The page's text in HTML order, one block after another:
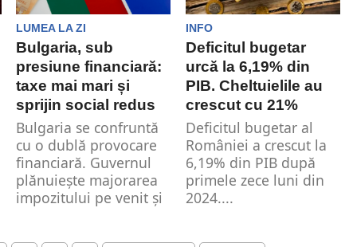
LUMEA LA ZI
Bulgaria, sub
presiune financiară:
taxe mai mari și
sprijin social redus
Bulgaria se confruntă
cu o dublă provocare
financiară. Guvernul
plănuiește majorarea
impozitului pe venit și
INFO
Deficitul bugetar
urcă la 6,19% din
PIB. Cheltuielile au
crescut cu 21%
Deficitul bugetar al
României a crescut la
6,19% din PIB după
primele zece luni din
2024....